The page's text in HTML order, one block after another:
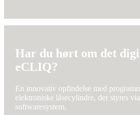
Har du hørt om det
eCLIQ?
En innovativ opfindelse med
elektroniske låsecylindre, der styres
softwaresystem.